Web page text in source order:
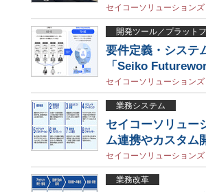
セイコーソリューションズ
開発ツール／プラット
要件定義・システ
「Seiko
セイコーソリューションズ
業務システム
セイコーソリュー
ム連携やカスタム
セイコーソリューションズ
業務改革